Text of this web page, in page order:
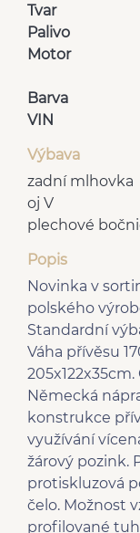
Tvar
Palivo
Motor
Barva
VIN
Výbava
zadní mlhovka
oj V
plechové
Popis
Novinka v
polského
Standardní
Váha přívěsu
Německá
konstrukce
využívání
žárový pozink.
protiskluzová
čelo. Možnost
profilované